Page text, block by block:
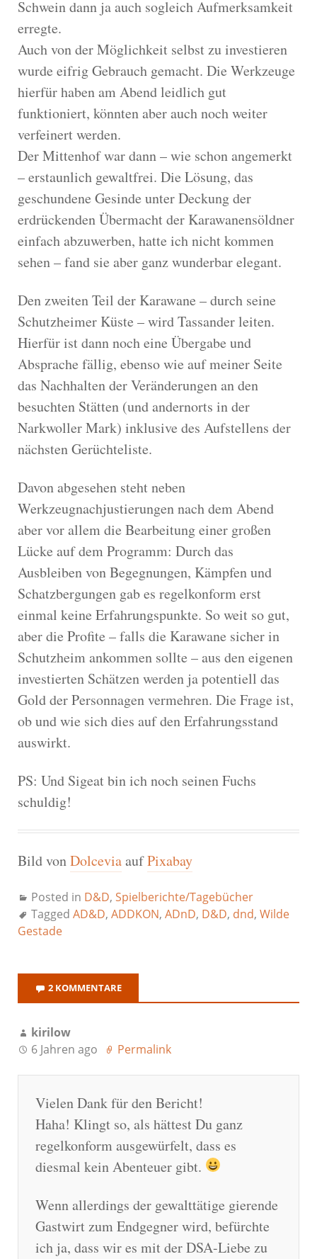
Schwein dann ja auch sogleich Aufmerksamkeit
erregte.
Auch von der Möglichkeit selbst zu investieren
wurde eifrig Gebrauch gemacht. Die Werkzeuge
hierfür haben am Abend leidlich gut
funktioniert, könnten aber auch noch weiter
verfeinert werden.
Der Mittenhof war dann – wie schon angemerkt
– erstaunlich gewaltfrei. Die Lösung, das
geschundene Gesinde unter Deckung der
erdrückenden Übermacht der Karawanensöldner
einfach abzuwerben, hatte ich nicht kommen
sehen – fand sie aber ganz wunderbar elegant.
Den zweiten Teil der Karawane – durch seine
Schutzheimer Küste – wird Tassander leiten.
Hierfür ist dann noch eine Übergabe und
Absprache fällig, ebenso wie auf meiner Seite
das Nachhalten der Veränderungen an den
besuchten Stätten (und andernorts in der
Narkwoller Mark) inklusive des Aufstellens der
nächsten Gerüchteliste.
Davon abgesehen steht neben
Werkzeugnachjustierungen nach dem Abend
aber vor allem die Bearbeitung einer großen
Lücke auf dem Programm: Durch das
Ausbleiben von Begegnungen, Kämpfen und
Schatzbergungen gab es regelkonform erst
einmal keine Erfahrungspunkte. So weit so gut,
aber die Profite – falls die Karawane sicher in
Schutzheim ankommen sollte – aus den eigenen
investierten Schätzen werden ja potentiell das
Gold der Personnagen vermehren. Die Frage ist,
ob und wie sich dies auf den Erfahrungsstand
auswirkt.
PS: Und Sigeat bin ich noch seinen Fuchs
schuldig!
Bild vonDolceviaaufPixabay
Posted in D&D, Spielberichte/Tagebücher
Tagged AD&D, ADDKON, ADnD, D&D, dnd, Wilde
Gestade
2 KOMMENTARE
kirilow
6 Jahren ago
Permalink
Vielen Dank für den Bericht!
Haha! Klingt so, als hättest Du ganz
regelkonform ausgewürfelt, dass es
diesmal kein Abenteuer gibt.
Wenn allerdings der gewalttätige gierende
Gastwirt zum Endgegner wird, befürchte
ich ja, dass wir es mit der DSA-Liebe zu